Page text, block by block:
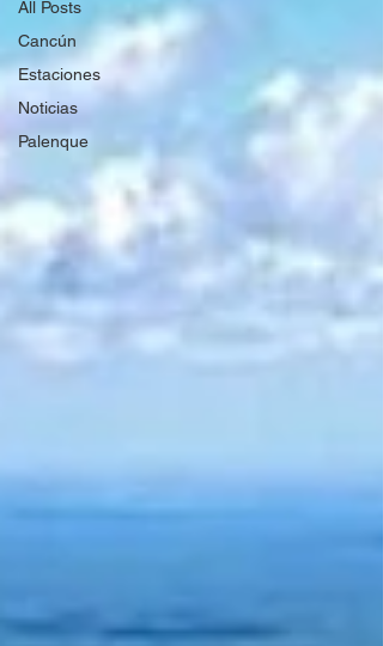
All Posts
Cancún
Estaciones
Noticias
Palenque